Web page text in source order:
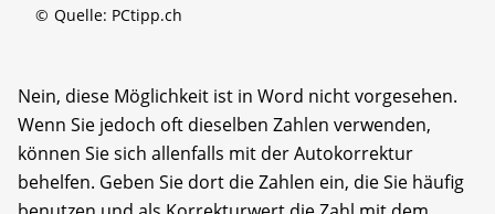
© Quelle: PCtipp.ch
Nein, diese Möglichkeit ist in Word nicht vorgesehen.
Wenn Sie jedoch oft dieselben Zahlen verwenden,
können Sie sich allenfalls mit der Autokorrektur
behelfen. Geben Sie dort die Zahlen ein, die Sie häufig